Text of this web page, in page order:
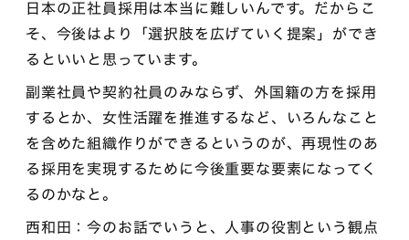
日本の正社員採用は本当に難しいんです。だからこ
そ、今後はより「選択肢を広げていく提案」ができ
るといいと思っています。
副業社員や契約社員のみならず、外国籍の方を採用
するとか、女性活躍を推進するなど、いろんなこと
を含めた組織作りができるというのが、再現性のあ
る採用を実現するために今後重要な要素になってく
るのかなと。
西和田：今のお話でいうと、人事の役割という観点